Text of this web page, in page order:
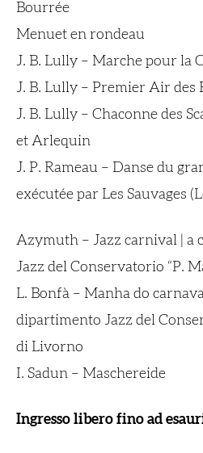
Bourrée
Menuet en rondeau
J. B. Lully – Marche pour la
J. B. Lully – Premier Air des
J. B. Lully – Chaconne des
et Arlequin
J. P. Rameau – Danse du
exécutée par Les Sauvages
Azymuth – Jazz carnival | a
Jazz del Conservatorio “P.
L. Bonfà – Manha do
dipartimento Jazz del
di Livorno
I. Sadun – Maschereide
Ingresso libero fino ad